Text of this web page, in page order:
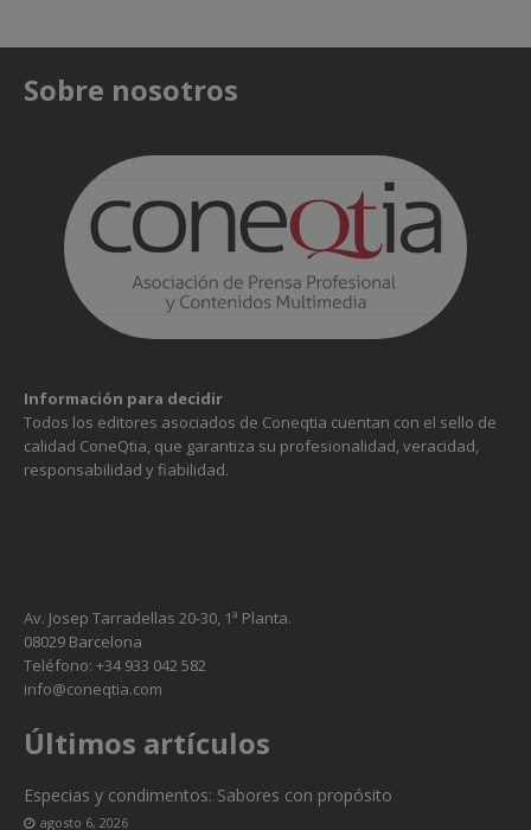
Sobre nosotros
Información para decidir
Todos los editores asociados de Coneqtia cuentan con el sello de
calidad ConeQtia, que garantiza su profesionalidad, veracidad,
responsabilidad y fiabilidad.
Av. Josep Tarradellas 20-30, 1ª Planta.
08029 Barcelona
Teléfono: +34 933 042 582
info@coneqtia.com
Últimos artículos
Especias y condimentos: Sabores con propósito
agosto 6, 2026